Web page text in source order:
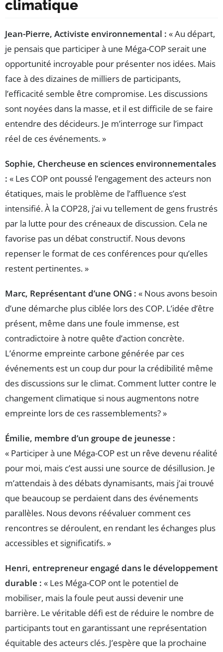
climatique
Jean-Pierre, Activiste environnemental : « Au départ,
je pensais que participer à une Méga-COP serait une
opportunité incroyable pour présenter nos idées. Mais
face à des dizaines de milliers de participants,
l’efficacité semble être compromise. Les discussions
sont noyées dans la masse, et il est difficile de se faire
entendre des décideurs. Je m’interroge sur l’impact
réel de ces événements. »
Sophie, Chercheuse en sciences environnementales
: « Les COP ont poussé l’engagement des acteurs non
étatiques, mais le problème de l’affluence s’est
intensifié. À la COP28, j’ai vu tellement de gens frustrés
par la lutte pour des créneaux de discussion. Cela ne
favorise pas un débat constructif. Nous devons
repenser le format de ces conférences pour qu’elles
restent pertinentes. »
Marc, Représentant d’une ONG : « Nous avons besoin
d’une démarche plus ciblée lors des COP. L’idée d’être
présent, même dans une foule immense, est
contradictoire à notre quête d’action concrète.
L’énorme empreinte carbone générée par ces
événements est un coup dur pour la crédibilité même
des discussions sur le climat. Comment lutter contre le
changement climatique si nous augmentons notre
empreinte lors de ces rassemblements? »
Émilie, membre d’un groupe de jeunesse :
« Participer à une Méga-COP est un rêve devenu réalité
pour moi, mais c’est aussi une source de désillusion. Je
m’attendais à des débats dynamisants, mais j’ai trouvé
que beaucoup se perdaient dans des événements
parallèles. Nous devons réévaluer comment ces
rencontres se déroulent, en rendant les échanges plus
accessibles et significatifs. »
Henri, entrepreneur engagé dans le développement
durable : « Les Méga-COP ont le potentiel de
mobiliser, mais la foule peut aussi devenir une
barrière. Le véritable défi est de réduire le nombre de
participants tout en garantissant une représentation
équitable des acteurs clés. J’espère que la prochaine